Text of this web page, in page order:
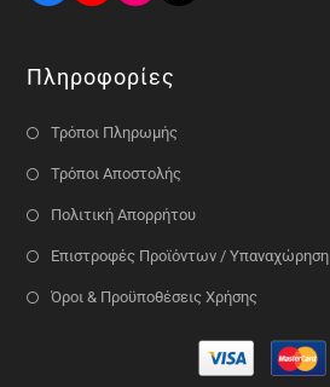
Πληροφορίες
Τρόποι Πληρωμής
Τρόποι Αποστολής
Πολιτική Απορρήτου
Επιστροφές Προϊόντων / Υπαναχώρηση
Όροι & Προϋποθέσεις Χρήσης